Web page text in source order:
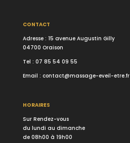
CONTACT
Adresse : 15 avenue Augustin Gilly
04700 Oraison
Tel : 07 85 54 09 55
Email : contact@massage-eveil-etre.fr
HORAIRES
Sur Rendez-vous
du lundi au dimanche
de 08h00 à 19h00